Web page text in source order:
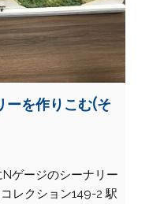
ーを作りこむ(そ
ゲージのシーナリー
レクション149-2 駅